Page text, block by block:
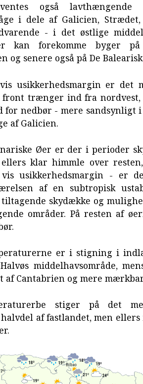
også lavthængende
i dele af Galicien,
- i det østlige
kan forekomme byger
og senere også på De
usikkerhedsmargin er det
front trænger ind fra
for nedbør - mere sandsynligt
af Galicien.
Øer er der i perioder
klar himmle over
usikkerhedsmargin - er
af en subtropisk
skydække og
områder. På resten af
er i stigning i
middelhavsområde,
af Cantabrien og mere
stiger på det
af fastlandet, men ellers